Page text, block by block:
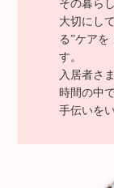
その暮ら
大切にし
る”ケアを
す。
入居者さ
時間の中
手伝いを